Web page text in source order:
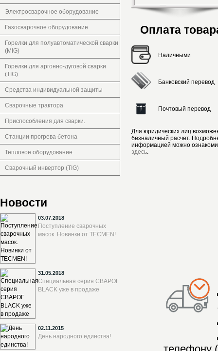
Электросварочное оборудование
Газосварочное оборудование
Горелки для полуавтоматической сварки
(MIG)
Горелки для аргонно-дуговой сварки
(TIG)
Средства индивидуальной защиты
Сварочные трактора
Приспособления для сварки.
Станции прогрева бетона
Тепловое оборудование.
Сварочный инвертор (TIG)
Новости
03.07.2018
Поступление сварочных
масок. Новинки от TECMEN!
31.05.2018
Специальная серия СВАРОГ
BLACK уже в продаже
02.11.2015
День народного единства!
Оплата
Наличными
Банковский перевод
Почтовый перевод
Для юридических лиц
безналичный расчет.
информацией можно
здесь.